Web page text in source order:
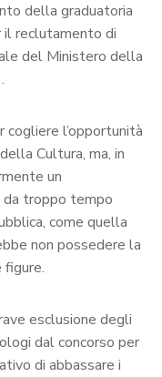
della graduatoria
il reclutamento di
del Ministero della
l’opportunità
Cultura, ma, in
un
troppo tempo
come quella
non possedere la
esclusione degli
dal concorso per
di abbassare i